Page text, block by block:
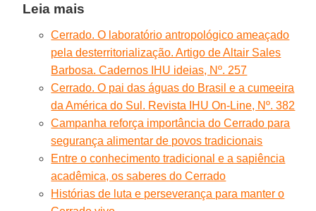
Leia mais
Cerrado. O laboratório antropológico ameaçado
pela desterritorialização. Artigo de Altair Sales
Barbosa. Cadernos IHU ideias, Nº. 257
Cerrado. O pai das águas do Brasil e a cumeeira
da América do Sul. Revista IHU On-Line, Nº. 382
Campanha reforça importância do Cerrado para
segurança alimentar de povos tradicionais
Entre o conhecimento tradicional e a sapiência
acadêmica, os saberes do Cerrado
Histórias de luta e perseverança para manter o